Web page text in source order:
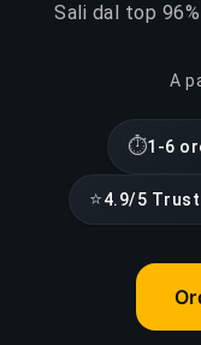
Sali dal top
A
⏱1-6
⭐4.9/5